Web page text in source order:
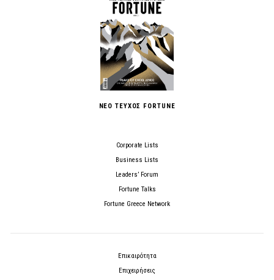
ΝΕΟ ΤΕΥΧΟΣ FORTUNE
Corporate Lists
Business Lists
Leaders’ Forum
Fortune Talks
Fortune Greece Network
Επικαιρότητα
Επιχειρήσεις